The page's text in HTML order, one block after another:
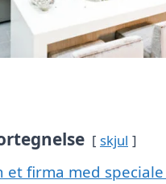
skjul
et firma med